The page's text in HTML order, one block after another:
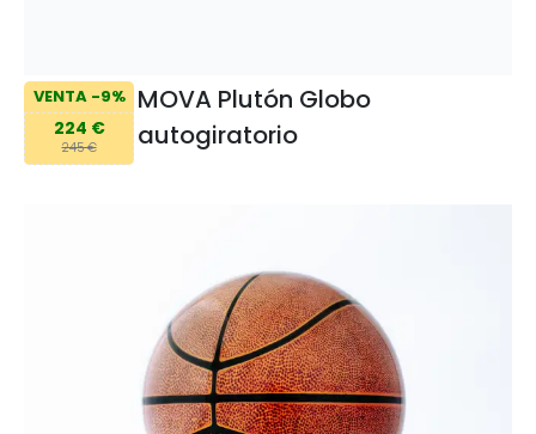
VENTA -9%
224 €
245 €
MOVA Plutón Globo
autogiratorio